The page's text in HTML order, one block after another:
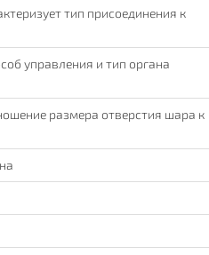
тип присоединения к
управления и тип органа
размера отверстия шара к